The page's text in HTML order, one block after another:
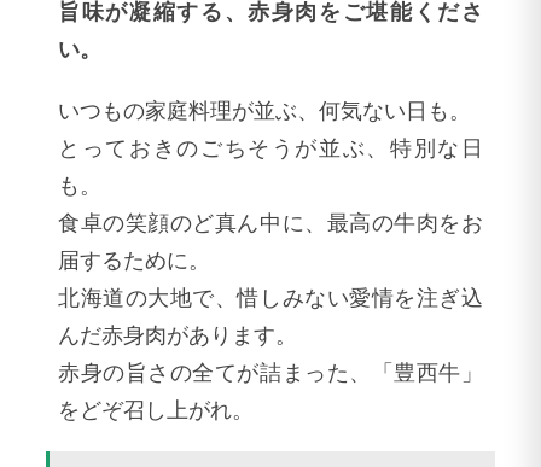
旨味が凝縮する、赤身肉をご堪能くださ
い。
いつもの家庭料理が並ぶ、何気ない日も。
とっておきのごちそうが並ぶ、特別な日
も。
食卓の笑顔のど真ん中に、最高の牛肉をお
届するために。
北海道の大地で、惜しみない愛情を注ぎ込
んだ赤身肉があります。
赤身の旨さの全てが詰まった、「豊西牛」
をどぞ召し上がれ。